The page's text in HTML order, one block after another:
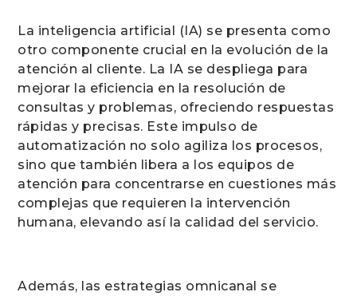
La inteligencia artificial (IA) se presenta como
otro componente crucial en la evolución de la
atención al cliente. La IA se despliega para
mejorar la eficiencia en la resolución de
consultas y problemas, ofreciendo respuestas
rápidas y precisas. Este impulso de
automatización no solo agiliza los procesos,
sino que también libera a los equipos de
atención para concentrarse en cuestiones más
complejas que requieren la intervención
humana, elevando así la calidad del servicio.
Además, las estrategias omnicanal se